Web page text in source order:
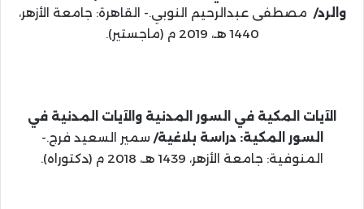
والرد/ مصطفى عبدالرحيم النوبي.- القاهرة: جامعة الأزهر،
1440 هـ، 2019 م (ماجستير).
الآيات المكية في السور المدنية والآيات المدنية في
السور المكية: دراسة بلاغية/ سمير السعيد فرج.-
المنوفية: جامعة الأزهر، 1439 هـ، 2018 م (دكتوراه).